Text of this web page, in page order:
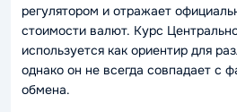
регулятором и отражает
стоимости валют. Курс
используется как ориентир для
однако он не всегда совпадает с
обмена.